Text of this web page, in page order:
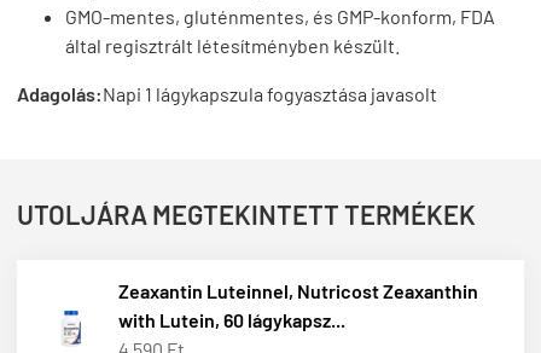
GMO-mentes, gluténmentes, és GMP-konform, FDA
által regisztrált létesítményben készült.
Adagolás:Napi 1 lágykapszula fogyasztása javasolt
UTOLJÁRA MEGTEKINTETT TERMÉKEK
Zeaxantin Luteinnel, Nutricost Zeaxanthin
with Lutein, 60 lágykapsz...